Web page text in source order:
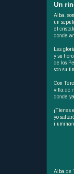
Un
Alba,
un
el
donde
Las
y su
de los
son su
Con
villa de
donde
¡Tienes
yo
Alba de